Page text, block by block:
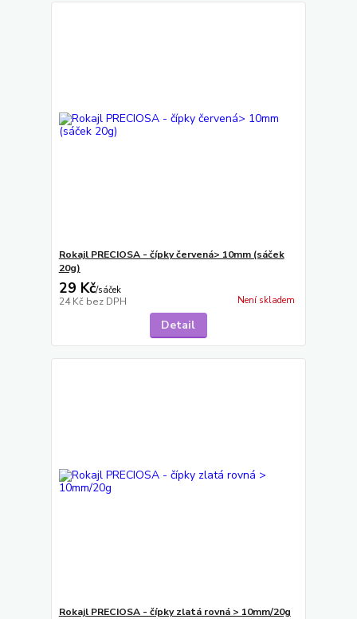
Rokajl PRECIOSA - čípky červená> 10mm (sáček
20g)
29 Kč/sáček
24 Kč bez DPH Není skladem
Detail
Rokajl PRECIOSA - čípky zlatá rovná > 10mm/20g